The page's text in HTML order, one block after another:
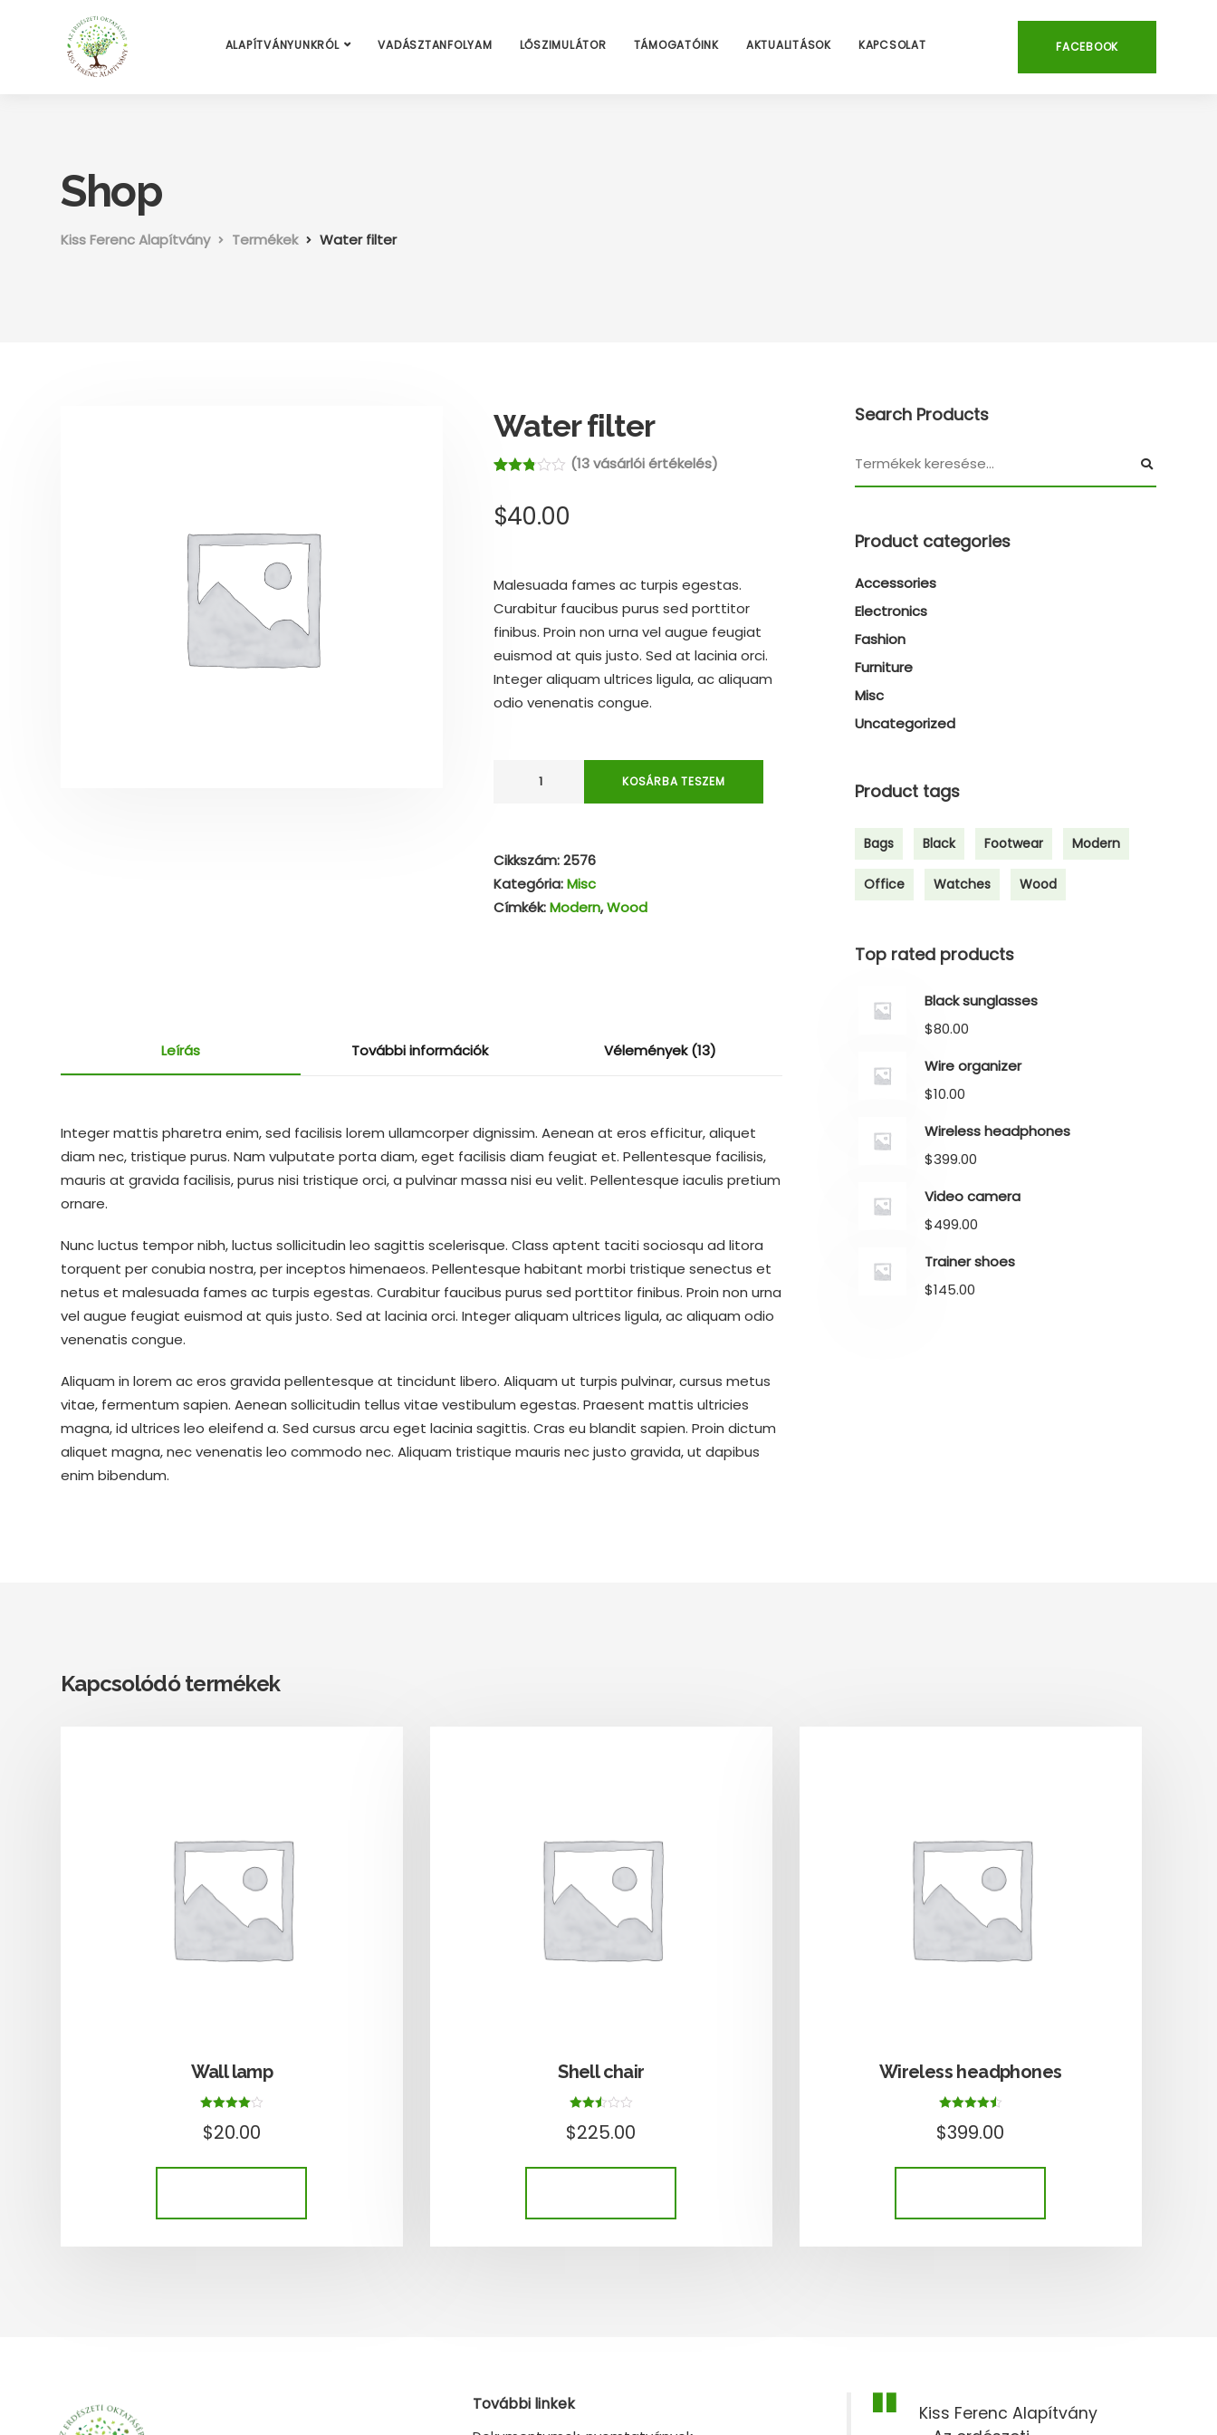
ALAPÍTVÁNYUNKRÓL VADÁSZTANFOLYAM LŐSZIMULÁTOR TÁMOGATÓINK AKTUALITÁSOK KAPCSOLAT FACEBOOK
Shop
Kiss Ferenc Alapítvány Termékek Water filter
Water filter
az 5-
ből,
(13vásárlói értékelés)
$40.00
Malesuada fames ac turpis egestas.
Curabitur faucibus purus sed porttitor
finibus. Proin non urna vel augue feugiat
euismod at quis justo. Sed at lacinia orci.
Integer aliquam ultrices ligula, ac aliquam
odio venenatis congue.
KOSÁRBA TESZEM
Cikkszám:2576
Kategória:Misc
Címkék:Modern,Wood
Leírás További információk Vélemények (13)
Integer mattis pharetra enim, sed facilisis lorem ullamcorper dignissim. Aenean at eros efficitur, aliquet
diam nec, tristique purus. Nam vulputate porta diam, eget facilisis diam feugiat et. Pellentesque facilisis,
mauris at gravida facilisis, purus nisi tristique orci, a pulvinar massa nisi eu velit. Pellentesque iaculis pretium
ornare.
Nunc luctus tempor nibh, luctus sollicitudin leo sagittis scelerisque. Class aptent taciti sociosqu ad litora
torquent per conubia nostra, per inceptos himenaeos. Pellentesque habitant morbi tristique senectus et
netus et malesuada fames ac turpis egestas. Curabitur faucibus purus sed porttitor finibus. Proin non urna
vel augue feugiat euismod at quis justo. Sed at lacinia orci. Integer aliquam ultrices ligula, ac aliquam odio
venenatis congue.
Aliquam in lorem ac eros gravida pellentesque at tincidunt libero. Aliquam ut turpis pulvinar, cursus metus
vitae, fermentum sapien. Aenean sollicitudin tellus vitae vestibulum egestas. Praesent mattis ultricies
magna, id ultrices leo eleifend a. Sed cursus arcu eget lacinia sagittis. Cras eu blandit sapien. Proin dictum
aliquet magna, nec venenatis leo commodo nec. Aliquam tristique mauris nec justo gravida, ut dapibus
enim bibendum.
Search Products
Product categories
Accessories
Electronics
Fashion
Furniture
Misc
Uncategorized
Product tags
Bags Black Footwear Modern
Office Watches Wood
Top rated products
Black sunglasses
$80.00
Wire organizer
$10.00
Wireless headphones
$399.00
Video camera
$499.00
Trainer shoes
$145.00
Kapcsolódó termékek
Wall lamp
/ 5
$20.00
Shell chair
/ 5
$225.00
Wireless headphones
/ 5
$399.00
További linkek
Kiss Ferenc Alapítvány